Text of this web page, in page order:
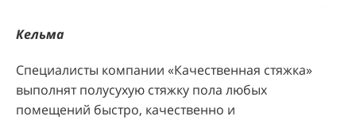
Кельма
Специалисты компании «Качественная стяжка»
выполнят полусухую стяжку пола любых
помещений быстро, качественно и